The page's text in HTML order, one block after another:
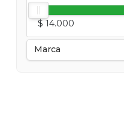
$ 14.000
Marca